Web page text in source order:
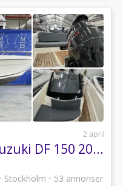
2 april
Askeladden C61 CC- Suzuki DF 150 2016 ( INKOMMANDE )
• Stockholm • 53 annonser